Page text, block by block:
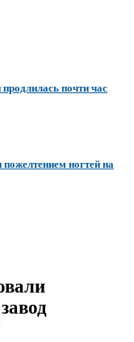
почти час
ногтей на